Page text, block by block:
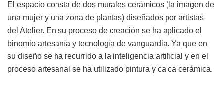
El espacio consta de dos murales cerámicos (la imagen de
una mujer y una zona de plantas) diseñados por artistas
del Atelier. En su proceso de creación se ha aplicado el
binomio artesanía y tecnología de vanguardia. Ya que en
su diseño se ha recurrido a la inteligencia artificial y en el
proceso artesanal se ha utilizado pintura y calca cerámica.